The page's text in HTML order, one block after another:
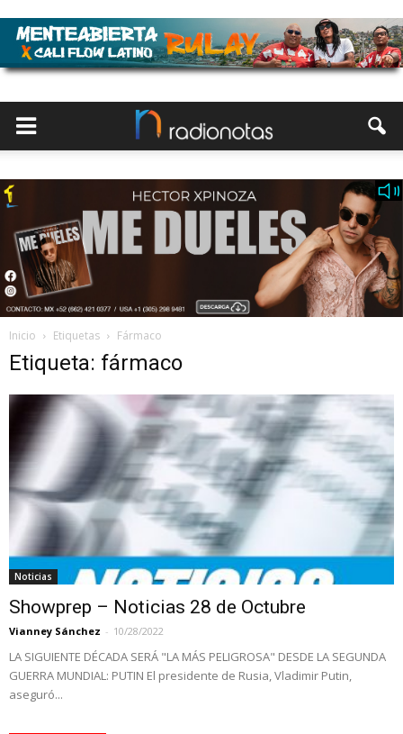
Inicio Etiquetas Fármaco
Etiqueta: fármaco
Noticias
Showprep – Noticias 28 de Octubre
Vianney Sánchez - 10/28/2022
LA SIGUIENTE DÉCADA SERÁ "LA MÁS PELIGROSA" DESDE LA SEGUNDA
GUERRA MUNDIAL: PUTIN El presidente de Rusia, Vladimir Putin,
aseguró...